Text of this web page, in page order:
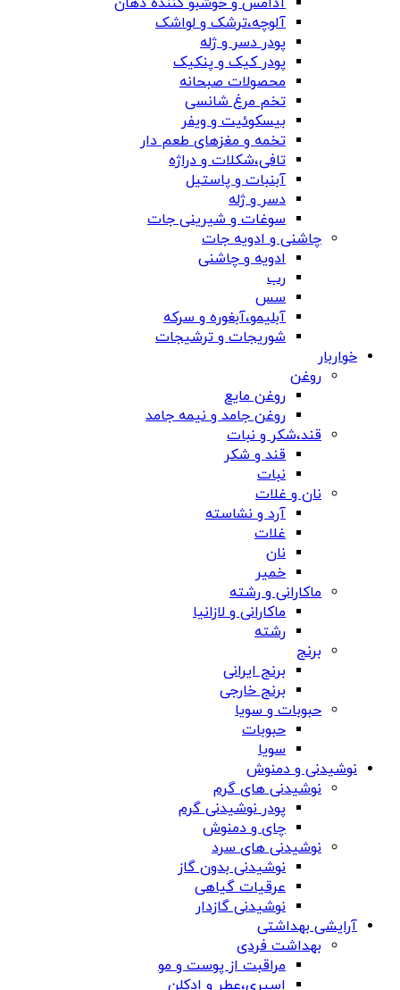
آلوچه،ترشک و لواشک
پودر دسر و ژله
پودر کیک و پنکیک
محصولات صبحانه
تخم مرغ شانسی
بیسکوئیت و ویفر
تخمه و مغزهای طعم دار
تافی،شکلات و دراژه
آبنبات و پاستیل
دسر و ژله
سوغات و شیرینی جات
چاشنی و ادویه جات
ادویه و چاشنی
رب
سس
آبلیمو،آبغوره و سرکه
شوریجات و ترشیجات
خواربار
روغن
روغن مایع
روغن جامد و نیمه جامد
قند،شکر و نبات
قند و شکر
نبات
نان و غلات
آرد و نشاسته
غلات
نان
خمیر
ماکارانی و رشته
ماکارانی و لازانیا
رشته
برنج
برنج ایرانی
برنج خارجی
حبوبات و سویا
حبوبات
سویا
نوشیدنی و دمنوش
نوشیدنی های گرم
پودر نوشیدنی گرم
چای و دمنوش
نوشیدنی های سرد
نوشیدنی بدون گاز
عرقیات گیاهی
نوشیدنی گازدار
آرایشی بهداشتی
بهداشت فردی
مراقبت از پوست و مو
اسپری،عطر و ادکلن